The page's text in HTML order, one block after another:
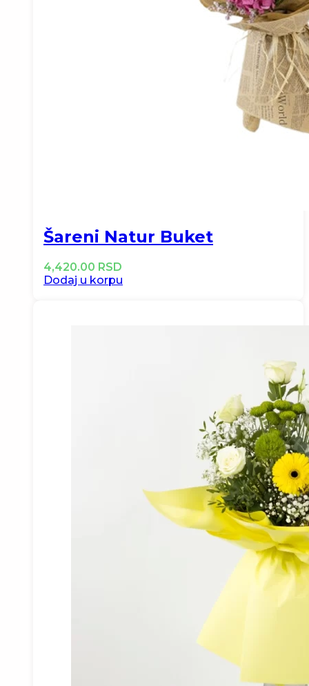
Šareni Natur Buket
4,420.00 RSD
Dodaj u korpu